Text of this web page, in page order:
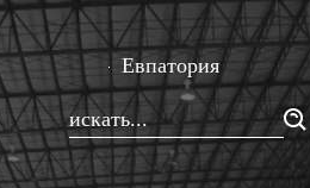
Евпатория